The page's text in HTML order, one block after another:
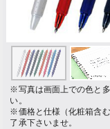
※写真は画面上での色と
い。
※価格と仕様（化粧箱含
了承下さいませ。